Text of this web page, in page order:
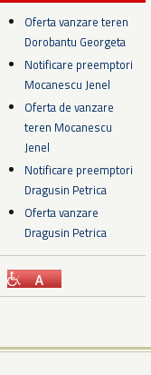
Oferta vanzare teren
Dorobantu Georgeta
Notificare preemptori
Mocanescu Jenel
Oferta de vanzare
teren Mocanescu
Jenel
Notificare preemptori
Dragusin Petrica
Oferta vanzare
Dragusin Petrica